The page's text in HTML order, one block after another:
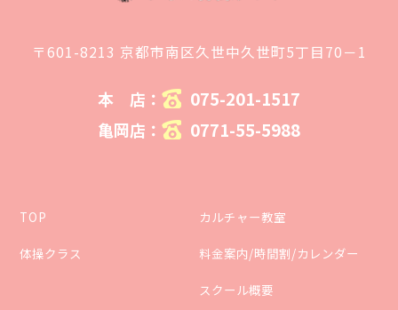
〒601-8213 京都市南区久世中久世町5丁目70－1
本 店： 075-201-1517
亀岡店： 0771-55-5988
TOP
体操クラス
カルチャー教室
料金案内/時間割/カレンダー
スクール概要